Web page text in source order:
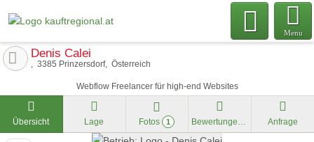
Menu
Denis Calei
3385 Prinzersdorf Österreich
Webflow Freelancer für high-end Websites
Übersicht Lage Fotos 1 Bewertungen Anfrage